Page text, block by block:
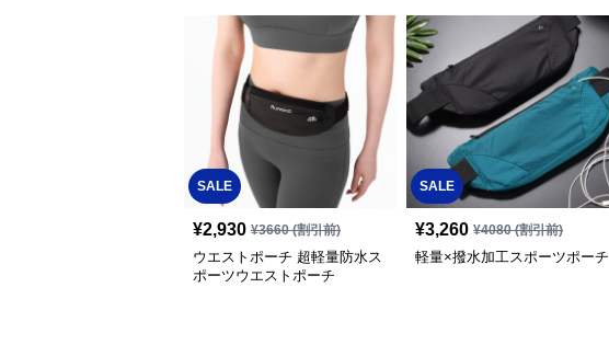
SALE
¥2,930 ¥3660(割引前)
ウエストポーチ 超軽量防水ス
ポーツウエストポーチ
SALE
¥3,260 ¥4080(割引前)
軽量×撥水加工スポーツポーチ